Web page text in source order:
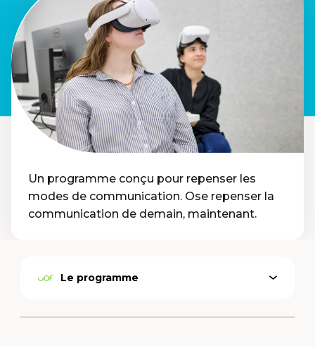
Un programme conçu pour repenser les
modes de communication. Ose repenser la
communication de demain, maintenant.
Open
ActiveLe programme